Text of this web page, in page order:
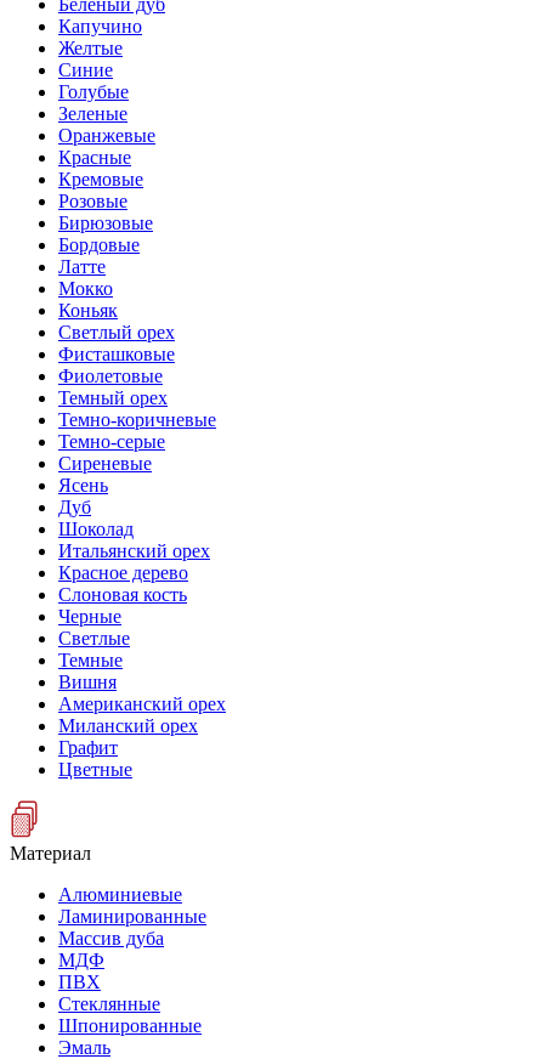
Беленый дуб
Капучино
Желтые
Синие
Голубые
Зеленые
Оранжевые
Красные
Кремовые
Розовые
Бирюзовые
Бордовые
Латте
Мокко
Коньяк
Светлый орех
Фисташковые
Фиолетовые
Темный орех
Темно-коричневые
Темно-серые
Сиреневые
Ясень
Дуб
Шоколад
Итальянский орех
Красное дерево
Слоновая кость
Черные
Светлые
Темные
Вишня
Американский орех
Миланский орех
Графит
Цветные
Материал
Алюминиевые
Ламинированные
Массив дуба
МДФ
ПВХ
Стеклянные
Шпонированные
Эмаль